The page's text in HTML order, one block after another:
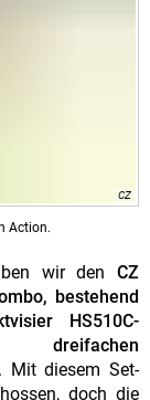
CZ
Action.
wir den CZ
bestehend
HS510C-
dreifachen
Mit diesem Set-
doch die